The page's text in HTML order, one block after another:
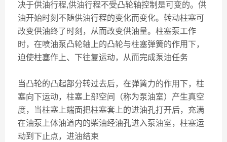
决于供油行程,供油行程不受凸轮轴控制是可变的。供
油开始时刻不随供油行程的变化而变化。转动柱塞可
改变供油终了时刻，从而改变供油量。柱塞泵工作
时，在喷油泵凸轮轴上的凸轮与柱塞弹簧的作用下，
迫使柱塞作上、下往复运动，从而完成泵油任务
当凸轮的凸起部分转过去后，在弹簧力的作用下，柱
塞向下运动，柱塞上部空间（称为泵油室）产生真空
度，当柱塞上端面把柱塞套上的进油孔打开后，充满
在油泵上体油道内的柴油经油孔进入泵油室，柱塞运
动到下止点，进油结束